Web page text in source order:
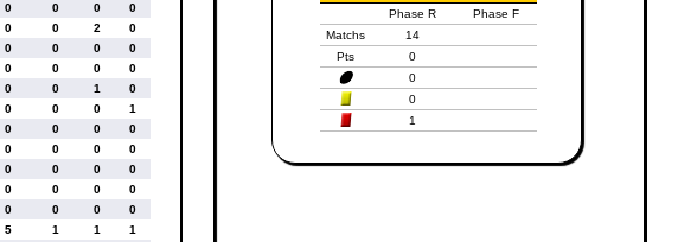
0 0 0
0
0 0 2
0
0 0 0
0
0 0 0
0
0 0 1
0
0 0 0
1
0 0 0
0
0 0 0
0
0 0 0
0
0 0 0
0
0 0 0
0
5 1 1
1
Phase R
Phase F
Matchs
14
Pts
0
0
0
1